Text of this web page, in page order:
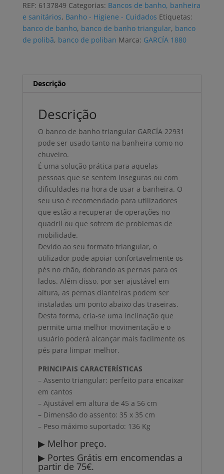
GARCÍA
triangular
REF: 6137849 Categorias: Bancos de banho, banheira
e sanitários, Banho - Higiene - Cuidados Etiquetas:
banco de banho, banco de banho triangular, banco
de polibã, banco de poliban Marca: GARCÍA 1880
Descrição
Descrição
O banco de banho triangular GARCÍA 22931
pode ser usado tanto na banheira como no
chuveiro.
É uma solução prática para aquelas
pessoas que se sentem inseguras ou com
dificuldades na hora de usar a banheira. O
seu uso é recomendado para utilizadores
que estão a recuperar de operações no
quadril ou que sofrem de problemas de
mobilidade.
Devido ao seu formato triangular, o
utilizador pode apoiar confortavelmente os
pés no chão, dobrando as pernas para os
lados. Além disso, por ser ajustável em
altura, as pernas dianteiras podem ser
instaladas um ponto abaixo das traseiras.
Desta forma, cria-se uma inclinação que
permite uma melhor movimentação e o
usuário poderá alcançar mais facilmente os
pés para limpar melhor.
PRINCIPAIS CARACTERÍSTICAS
– Assento triangular: perfeito para encaixar
em cantos
– Ajustável em altura de 45 a 56 cm
– Dimensão do assento: 35 x 35 cm
– Peso máximo suportado: 136 Kg
▶ Melhor preço.
▶ Portes Grátis em encomendas a
partir de 75€.